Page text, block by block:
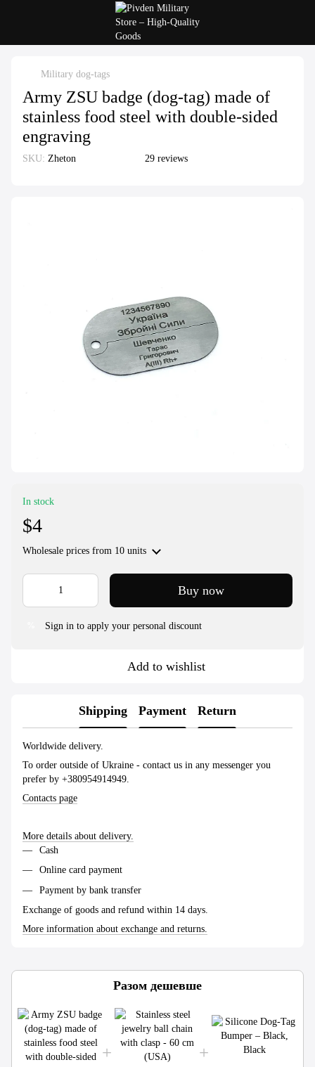
Military dog-tags
Army ZSU badge (dog-tag) made of
stainless food steel with double-sided
engraving
SKU: Zheton 29 reviews
In stock
$4
Wholesale prices from 10 units
Buy now
Sign in to apply your personal discount
Add to wishlist
Shipping Payment Return
Worldwide delivery.
To order outside of Ukraine - contact us in any messenger you
prefer by +380954914949.
Contacts page
More details about delivery.
Cash
Online card payment
Payment by bank transfer
Exchange of goods and refund within 14 days.
More information about exchange and returns.
Разом дешевше